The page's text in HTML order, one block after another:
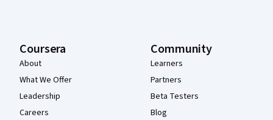
Coursera
About
What We Offer
Leadership
Careers
Community
Learners
Partners
Beta Testers
Blog